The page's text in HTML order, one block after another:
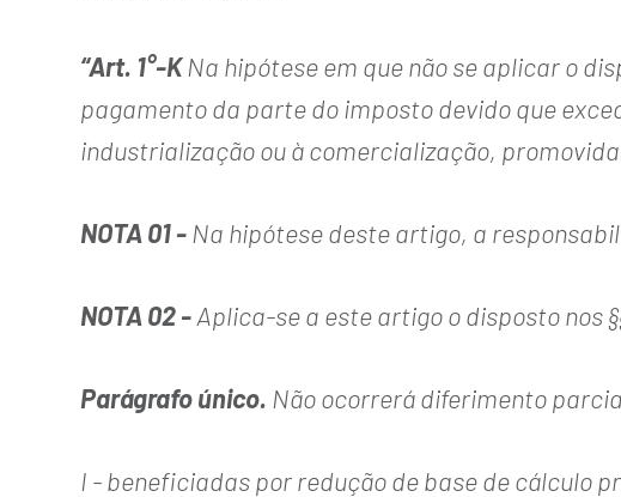
“Art. 1°-KNa hipótese em que não se aplicar o
pagamento da parte do imposto devido que
industrialização ou à comercialização,
NOTA 01 - Na hipótese deste artigo, a
NOTA 02 -Aplica-se a este artigo o disposto nos §§
Parágrafo único. Não ocorrerá diferimento
I - beneficiadas por redução de base de cálculo